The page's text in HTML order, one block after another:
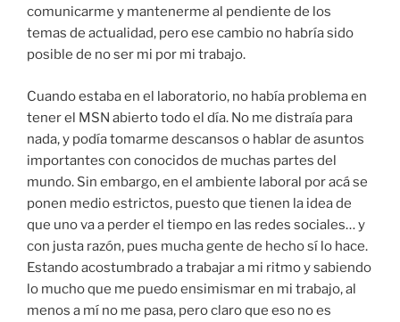
comunicarme y mantenerme al pendiente de los
temas de actualidad, pero ese cambio no habría sido
posible de no ser mi por mi trabajo.
Cuando estaba en el laboratorio, no había problema en
tener el MSN abierto todo el día. No me distraía para
nada, y podía tomarme descansos o hablar de asuntos
importantes con conocidos de muchas partes del
mundo. Sin embargo, en el ambiente laboral por acá se
ponen medio estrictos, puesto que tienen la idea de
que uno va a perder el tiempo en las redes sociales… y
con justa razón, pues mucha gente de hecho sí lo hace.
Estando acostumbrado a trabajar a mi ritmo y sabiendo
lo mucho que me puedo ensimismar en mi trabajo, al
menos a mí no me pasa, pero claro que eso no es